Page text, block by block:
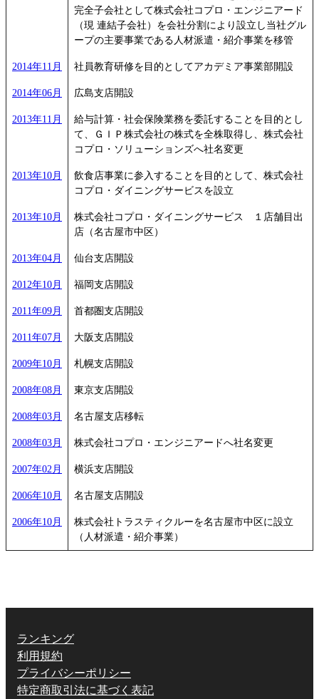
完全子会社として株式会社コプロ・エンジニアード
（現 連結子会社）を会社分割により設立し当社グル
ープの主要事業である人材派遣・紹介事業を移管
2014年11月 社員教育研修を目的としてアカデミア事業部開設
2014年06月 広島支店開設
2013年11月
給与計算・社会保険業務を委託することを目的とし
て、ＧＩＰ株式会社の株式を全株取得し、株式会社
コプロ・ソリューションズへ社名変更
2013年10月
飲食店事業に参入することを目的として、株式会社
コプロ・ダイニングサービスを設立
2013年10月
株式会社コプロ・ダイニングサービス １店舗目出
店（名古屋市中区）
2013年04月 仙台支店開設
2012年10月 福岡支店開設
2011年09月 首都圏支店開設
2011年07月 大阪支店開設
2009年10月 札幌支店開設
2008年08月 東京支店開設
2008年03月 名古屋支店移転
2008年03月 株式会社コプロ・エンジニアードへ社名変更
2007年02月 横浜支店開設
2006年10月 名古屋支店開設
2006年10月
株式会社トラスティクルーを名古屋市中区に設立
（人材派遣・紹介事業）
ランキング
利用規約
プライバシーポリシー
特定商取引法に基づく表記